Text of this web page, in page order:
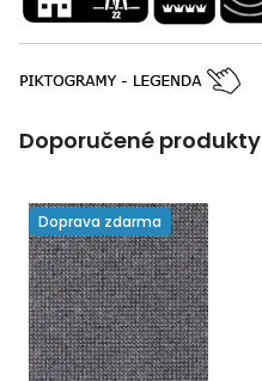
Doporučené produkty
Doprava zdarma